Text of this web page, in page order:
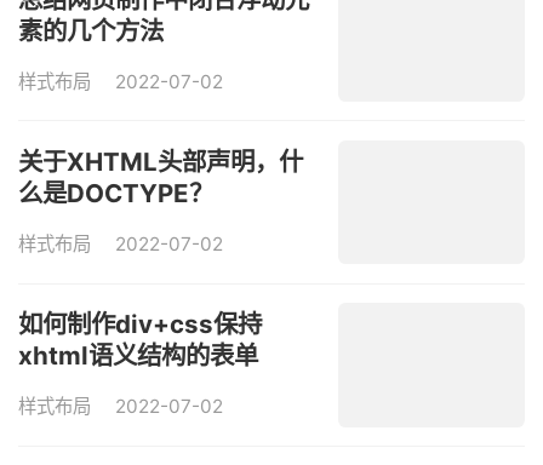
素的几个方法
样式布局 2022-07-02
关于XHTML头部声明，什
么是DOCTYPE？
样式布局 2022-07-02
如何制作div+css保持
xhtml语义结构的表单
样式布局 2022-07-02